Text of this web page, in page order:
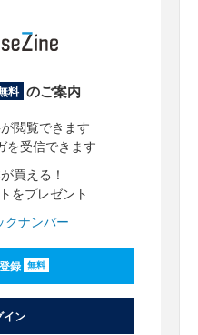
料 のご案内
閲覧できます
を受信できます
買える！
をプレゼント
クナンバー
録 無料
イン